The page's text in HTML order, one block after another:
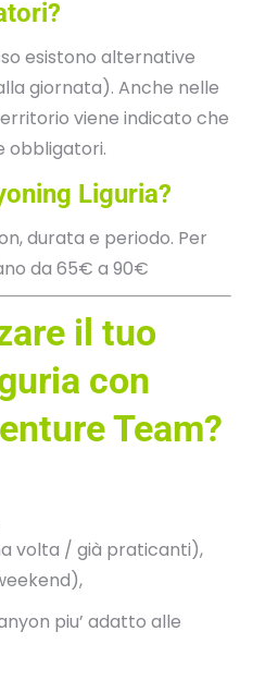
esistono alternative
giornata). Anche nelle
viene indicato che
obbligatori.
Liguria?
durata e periodo. Per
da 65€ a 90€
il tuo
con
Team?
volta / già praticanti),
piu’ adatto alle